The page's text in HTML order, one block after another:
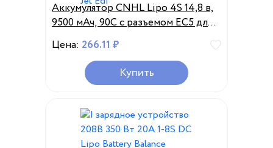
Аккумулятор CNHL Lipo 4S 14,8 в,
9500 мАч, 90C с разъемом EC5 для
радиоуправляемых автомобилей,
грузовиков, танков, автомобилей,
лодок, дронов, вертолетов,
самолетов, Jet Edf
Цена: 266.11 ₽
Купить